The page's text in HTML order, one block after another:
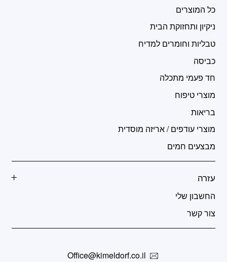
כל המוצרים
ניקיון ותחזוקת הבית
טבליות וחומרים למדיח
כביסה
חד פעמי מתכלה
מוצרי טיפוח
בריאות
מוצרי עודפים / אריזה מוסדית
מבצעים חמים
עזרה
החשבון שלי
צור קשר
Office@kimeldorf.co.il